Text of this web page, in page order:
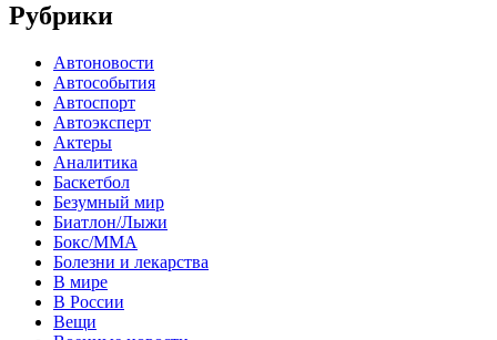
Рубрики
Автоновости
Автособытия
Автоспорт
Автоэксперт
Актеры
Аналитика
Баскетбол
Безумный мир
Биатлон/Лыжи
Бокс/MMA
Болезни и лекарства
В мире
В России
Вещи